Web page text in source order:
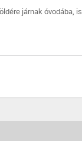
járnak óvodába,